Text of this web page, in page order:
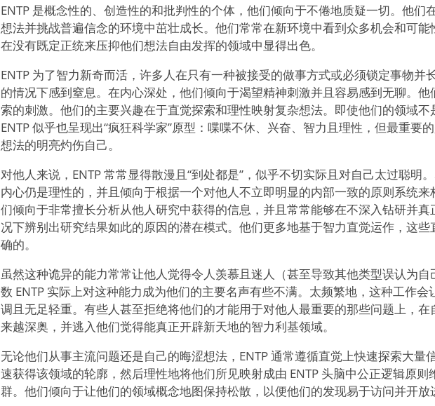
ENTP 是概念性的、创造性的和批判性的个体，他们倾向于不倦地质疑一切。他们
想法并挑战普遍信念的环境中茁壮成长。他们常常在新环境中看到众多机会和可能
在没有既定正统来压抑他们想法自由发挥的领域中显得出色。
ENTP 为了智力新奇而活，许多人在只有一种被接受的做事方式或必须锁定事物并
的情况下感到窒息。在内心深处，他们倾向于渴望精神刺激并且容易感到无聊。他
索的刺激。他们的主要兴趣在于直觉探索和理性映射复杂想法。即使他们的领域不
ENTP 似乎也呈现出“疯狂科学家”原型：喋喋不休、兴奋、智力且理性，但最重要
想法的明亮灼伤自己。
对他人来说，ENTP 常常显得散漫且“到处都是”，似乎不切实际且对自己太过聪明
内心仍是理性的，并且倾向于根据一个对他人不立即明显的内部一致的原则系统
们倾向于非常擅长分析从他人研究中获得的信息，并且常常能够在不深入钻研并
况下辨别出研究结果如此的原因的潜在模式。他们更多地基于智力直觉运作，这些
确的。
虽然这种诡异的能力常常让他人觉得令人羡慕且迷人（甚至导致其他类型误认为自
数 ENTP 实际上对这种能力成为他们的主要名声有些不满。太频繁地，这种工作会
调且无足轻重。有些人甚至拒绝将他们的才能用于对他人最重要的那些问题上，在
来越深奥，并逃入他们觉得能真正开辟新天地的智力利基领域。
无论他们从事主流问题还是自己的晦涩想法，ENTP 通常遵循直觉上快速探索大量
速获得该领域的轮廓，然后理性地将他们所见映射成由 ENTP 头脑中公正逻辑原则
群。他们倾向于让他们的领域概念地图保持松散，以便他们的发现易于访问并开放